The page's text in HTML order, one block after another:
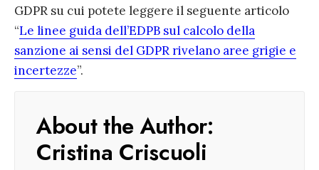
GDPR su cui potete leggere il seguente articolo
“Le linee guida dell’EDPB sul calcolo della
sanzione ai sensi del GDPR rivelano aree grigie e
incertezze”.
About the Author:
Cristina Criscuoli